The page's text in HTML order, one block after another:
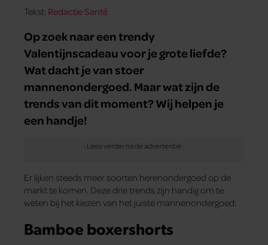
Tekst: Redactie Santé
Op zoek naar een trendy
Valentijnscadeau voor je grote liefde?
Wat dacht je van stoer
mannenondergoed. Maar wat zijn de
trends van dit moment? Wij helpen je
een handje!
Er lijken steeds meer soorten herenondergoed op de
markt te komen. Deze drie trends zijn handig om te
weten bij het kiezen van het juiste mannenondergoed:
Bamboe boxershorts